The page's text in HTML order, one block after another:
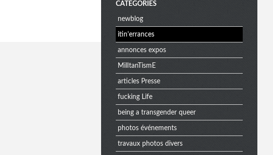
CATÉGORIES
newblog
itin'errances
annonces expos
MilItanTismE
articles Presse
fucking Life
being a transgender queer
photos événements
travaux photos divers